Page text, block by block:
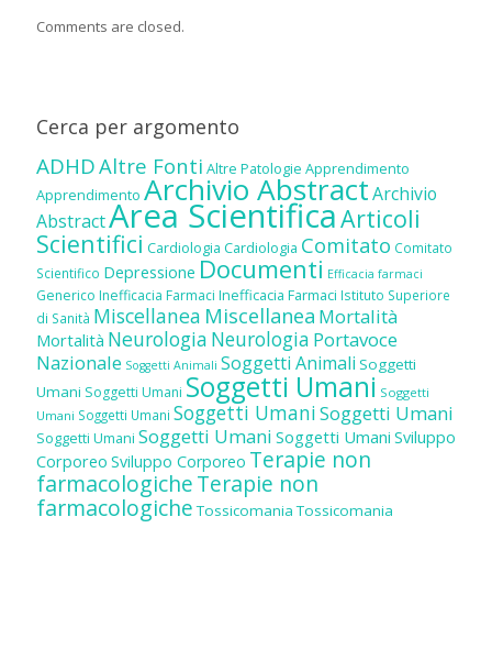
Comments are closed.
Cerca per argomento
ADHDAltre Fonti Altre Patologie Apprendimento
Apprendimento Archivio AbstractArchivio
AbstractArea ScientificaArticoli
Scientifici Cardiologia Cardiologia Comitato Comitato
Scientifico Depressione Documenti Efficacia farmaci
Generico Inefficacia Farmaci Inefficacia Farmaci Istituto Superiore
di Sanità Miscellanea Miscellanea Mortalità
Mortalità Neurologia Neurologia Portavoce
Nazionale Soggetti Animali Soggetti Animali Soggetti
Umani Soggetti Umani Soggetti Umani Soggetti
Umani Soggetti Umani Soggetti UmaniSoggetti Umani
Soggetti Umani Soggetti Umani Soggetti Umani Sviluppo
Corporeo Sviluppo Corporeo Terapie non
farmacologicheTerapie non
farmacologiche Tossicomania Tossicomania